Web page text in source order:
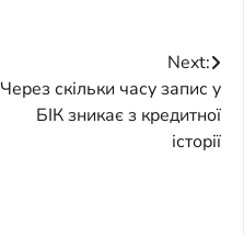
Next:
Через скільки часу запис у
БІК зникає з кредитної
історії